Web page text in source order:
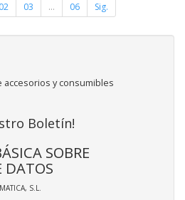
02 03 ... 06 Sig.
y consumibles
Boletín!
SOBRE
DATOS
S.L.